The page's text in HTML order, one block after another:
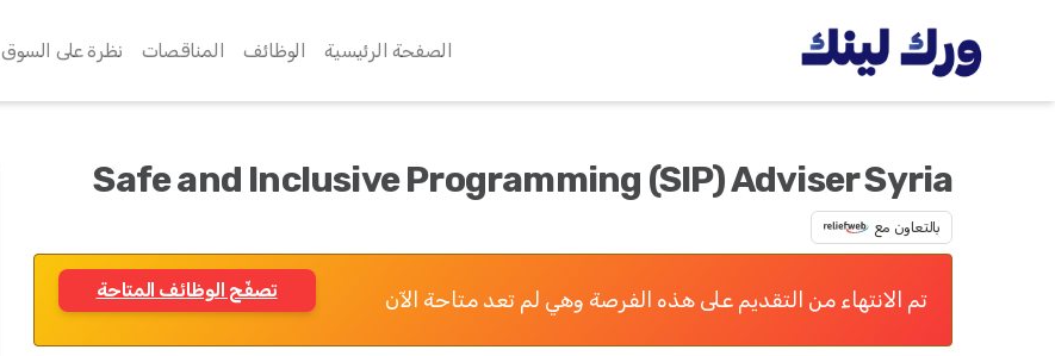
الصفحة الرئيسية الوظائف المناقصات نظرة على السوق
Safe and Inclusive Programming (SIP) Adviser Syria
بالتعاون مع
تم الانتهاء من التقديم على هذه الفرصة وهي لم تعد متاحة الآن تصفّح الوظائف المتاحة